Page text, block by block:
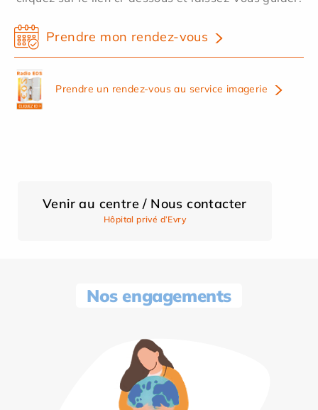
Prendre mon rendez-vous
Prendre un rendez-vous au service imagerie
Venir au centre / Nous contacter
Hôpital privé d’Evry
Nos engagements